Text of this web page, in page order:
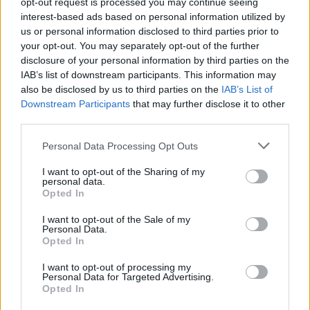
interest-based ads based on personal information utilized by
us or personal information disclosed to third parties prior to
your opt-out. You may separately opt-out of the further
disclosure of your personal information by third parties on the
IAB’s list of downstream participants. This information may
also be disclosed by us to third parties on the IAB’s List of
Downstream Participants that may further disclose it to other
Please note that this website/app uses one or more Google
not limited to your visit or usage behaviour. You may click to
grant or deny consent to Google and its third-party tags to
use your data for below specified purposes in below Google
consent section.
Personal Data Processing Opt Outs
I want to opt-out of the Sharing of my
personal data.
Opted In
I want to opt-out of the Sale of my
Personal Data.
Opted In
I want to opt-out of processing my
Personal Data for Targeted Advertising.
Opted In
votre produit ou même de visiter votre site. Lorsque
vous travaillez sur votre marketing, assurez-vous
que vous abordez les affaires sous l'angle du client.
En quoi ce produit va-t-il vous aider et pourquoi
devriez-vous passer votre temps à vous renseigner à
son sujet ? Répondez correctement à ces questions,
et vous connaîtrez le succès.
Au lieu de diffuser des annonces qui sont
manifestement des annonces, produisez des articles
qui font de la publicité. Les gens ont pris l'habitude
d'ignorer les publicités de nos jours, mais si vous
écrivez un article bien rédigé sur un sujet lié à votre
produit et que vous trouvez un moyen de parler de
votre produit dans l'article, cela peut être un moyen
subtil de gagner de nouveaux clients.
Un conseil important concernant le marketing
Internet est de s'assurer de s'associer à d'autres
personnes lors de la planification et de l'évaluation